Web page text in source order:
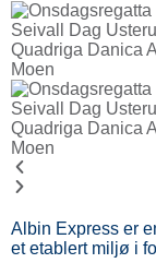
Albin Express er
et etablert miljø i